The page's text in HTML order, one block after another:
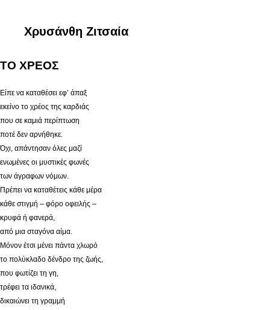
Χρυσάνθη Ζιτσαία
ΤΟ ΧΡΕΟΣ
Είπε να καταθέσει εφ’ άπαξ
εκείνο το χρέος της καρδιάς
που σε καμιά περίπτωση
ποτέ δεν αρνήθηκε.
Όχι, απάντησαν όλες μαζί
ενωμένες οι μυστικές φωνές
των άγραφων νόμων.
Πρέπει να καταθέτεις κάθε μέρα
κάθε στιγμή – φόρο οφειλής –
κρυφά ή φανερά,
από μια σταγόνα αίμα.
Μόνον έτσι μένει πάντα χλωρό
το πολύκλαδο δένδρο της ζωής,
που φωτίζει τη γη,
τρέφει τα ιδανικά,
δικαιώνει τη γραμμή